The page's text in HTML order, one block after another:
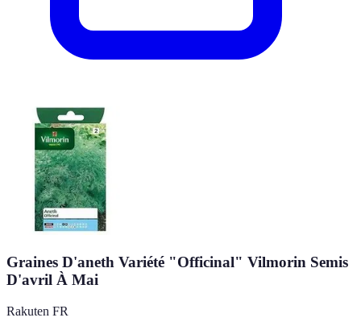
Graines D'aneth Variété "Officinal" Vilmorin Semis
D'avril À Mai
Rakuten FR